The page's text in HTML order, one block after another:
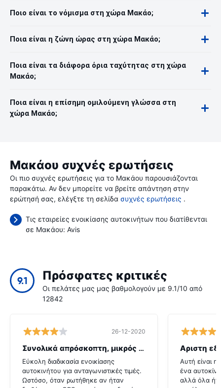
Ποιο είναι το νόμισμα στη χώρα Μακάο;
Ποια είναι η ζώνη ώρας στη χώρα Μακάο;
Ποια είναι τα διάφορα όρια ταχύτητας στη χώρα
Μακάο;
Ποια είναι η επίσημη ομιλούμενη γλώσσα στη
χώρα Μακάο;
Μακάου συχνές ερωτήσεις
Οι πιο συχνές ερωτήσεις για το Μακάου παρουσιάζονται
παρακάτω. Αν δεν μπορείτε να βρείτε απάντηση στην
ερώτησή σας, ελέγξτε τη σελίδα συχνές ερωτήσεις .
Τις εταιρείες ενοικίασης αυτοκινήτων που διατίθενται
σε Μακάου: Avis
9.1 Πρόσφατες κριτικές
Οι πελάτες μας μας βαθμολογούν με 9.1/10 από
12842
26-12-2020
Συνολικά απρόσκοπτη, μικρός λόξυγκας
Εύκολη διαδικασία ενοικίασης
αυτοκινήτου για ανταγωνιστικές τιμές.
Ωστόσο, όταν ρωτήθηκε αν ήταν
Αριστη
Αυτή είναι
ένα
αλλά όλα